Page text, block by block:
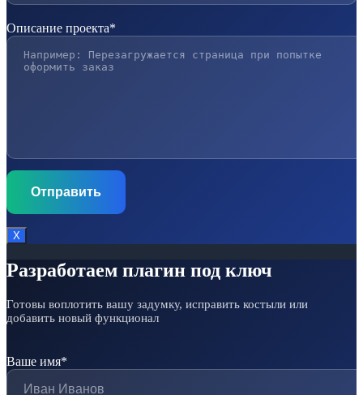
Описание проекта*
Х
Разработаем плагин под ключ
Готовы воплотить вашу задумку, исправить костыли или
добавить новый функционал
Ваше имя*